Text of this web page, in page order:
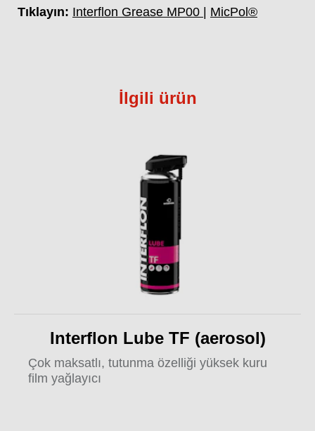
Tıklayın: Interflon Grease MP00 MicPol®
İlgili ürün
Interflon Lube TF (aerosol)
Çok maksatlı, tutunma özelliği yüksek kuru
film yağlayıcı